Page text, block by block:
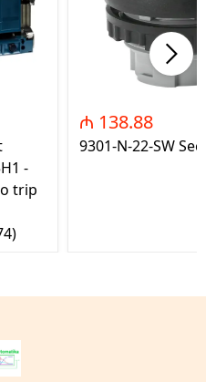
-
trip
₼ 138.88
9301-N-22-SW